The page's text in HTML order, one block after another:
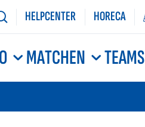
HELPCENTER HORECA
MATCHEN TEAMS